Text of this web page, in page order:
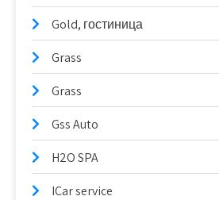
Gold, гостиница
Grass
Grass
Gss Auto
H2O SPA
ICar service